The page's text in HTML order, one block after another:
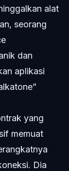
alat
seorang
dan
aplikasi
yang
memuat
Dia